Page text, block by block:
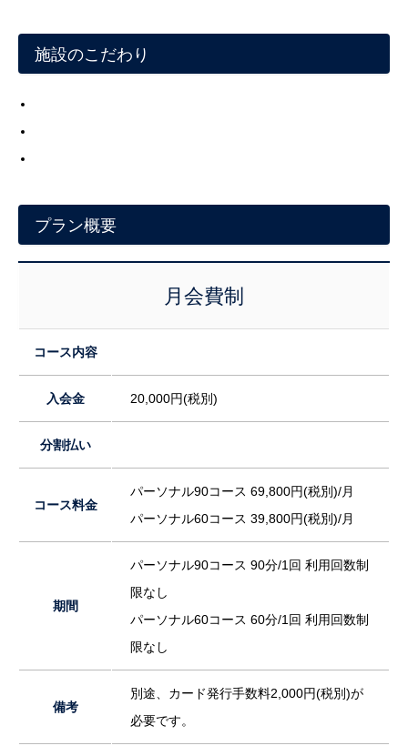
施設のこだわり
プラン概要
月会費制
コース内容
入会金 20,000円(税別)
分割払い
コース料金
パーソナル90コース 69,800円(税別)/月
パーソナル60コース 39,800円(税別)/月
期間
パーソナル90コース 90分/1回 利用回数制
限なし
パーソナル60コース 60分/1回 利用回数制
限なし
備考
別途、カード発行手数料2,000円(税別)が
必要です。